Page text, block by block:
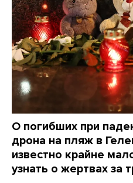
О погибших при
дрона на пляж в
известно крайне
узнать о жертвах за